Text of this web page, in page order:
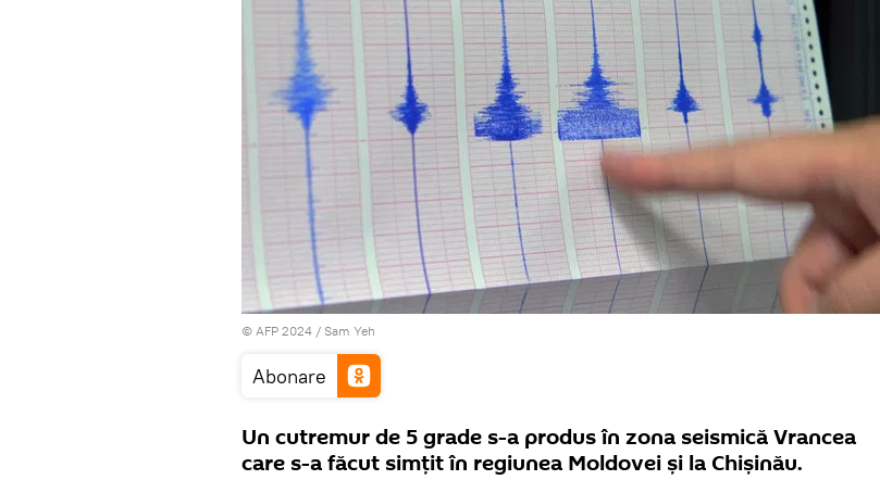
© AFP 2024 / Sam Yeh
Abonare
Un cutremur de 5 grade s-a produs în zona seismică Vrancea
care s-a făcut simțit în regiunea Moldovei și la Chișinău.